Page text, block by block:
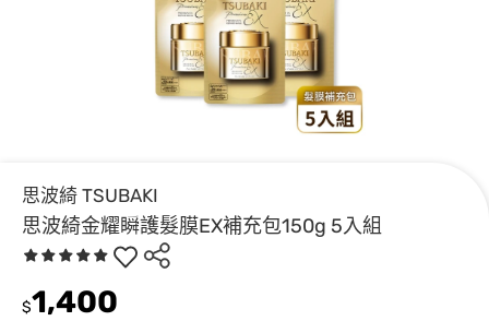
思波綺 TSUBAKI
思波綺金耀瞬護髮膜EX補充包150g 5入組
$1,400